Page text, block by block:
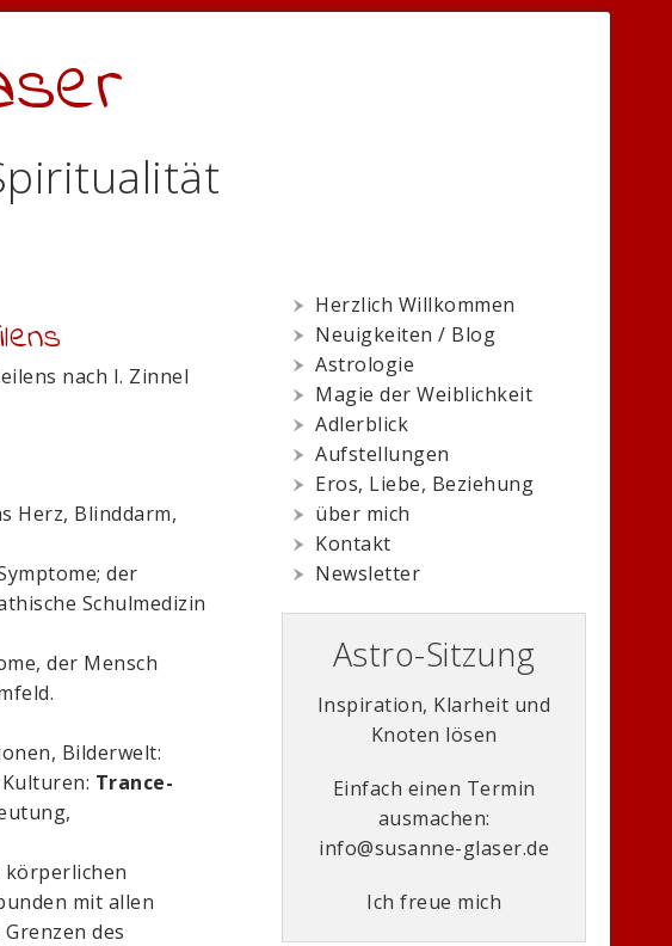
nach I. Zinnel
Herz, Blinddarm,
der
Schulmedizin
der Mensch
Bilderwelt:
Trance-
körperlichen
mit allen
des
Herzlich Willkommen
Neuigkeiten / Blog
Astrologie
Magie der Weiblichkeit
Adlerblick
Aufstellungen
Eros, Liebe, Beziehung
über mich
Kontakt
Newsletter
Astro-Sitzung
Inspiration, Klarheit und
Knoten lösen
Einfach einen Termin
ausmachen:
info@susanne-glaser.de
Ich freue mich